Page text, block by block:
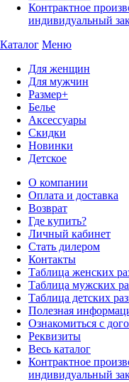
Контрактное
индивидуальный
Каталог Меню
Для женщин
Для мужчин
Размер+
Белье
Аксессуары
Скидки
Новинки
Детское
О компании
Оплата и доставка
Возврат
Где купить?
Личный кабинет
Стать дилером
Контакты
Таблица женских
Таблица мужских
Таблица детских
Полезная
Ознакомиться с
Реквизиты
Весь каталог
Контрактное
индивидуальный